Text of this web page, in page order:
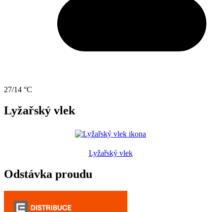
27/14 °C
Lyžařský vlek
Lyžařský vlek
Odstávka proudu